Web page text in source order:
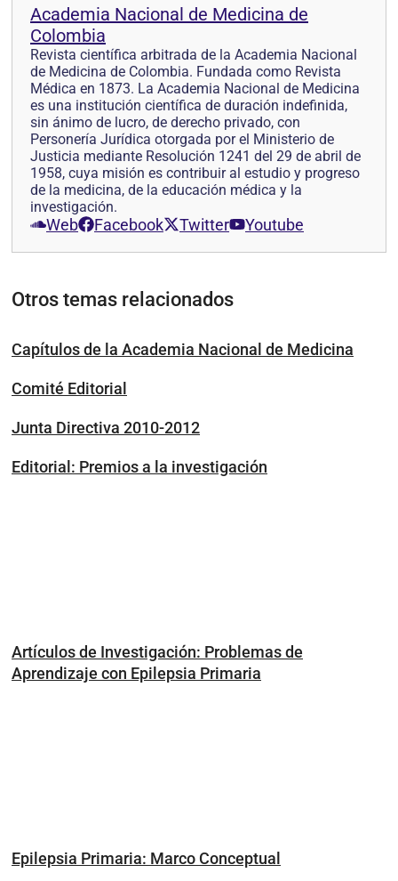
Academia Nacional de Medicina de
Colombia
Revista científica arbitrada de la Academia Nacional
de Medicina de Colombia. Fundada como Revista
Médica en 1873. La Academia Nacional de Medicina
es una institución científica de duración indefinida,
sin ánimo de lucro, de derecho privado, con
Personería Jurídica otorgada por el Ministerio de
Justicia mediante Resolución 1241 del 29 de abril de
1958, cuya misión es contribuir al estudio y progreso
de la medicina, de la educación médica y la
investigación.
Web Facebook Twitter Youtube
Otros temas relacionados
Capítulos de la Academia Nacional de Medicina
Comité Editorial
Junta Directiva 2010-2012
Editorial: Premios a la investigación
Artículos de Investigación: Problemas de
Aprendizaje con Epilepsia Primaria
Epilepsia Primaria: Marco Conceptual